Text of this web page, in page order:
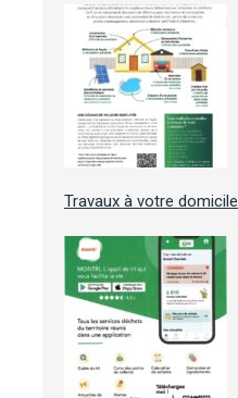
Travaux à votre domicile